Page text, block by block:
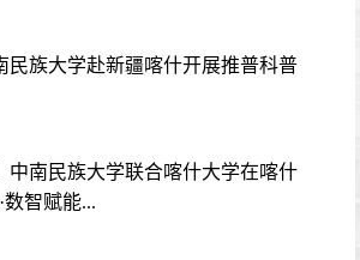
民族大学赴新疆喀什开展推普科普
中南民族大学联合喀什大学在喀什
数智赋能...